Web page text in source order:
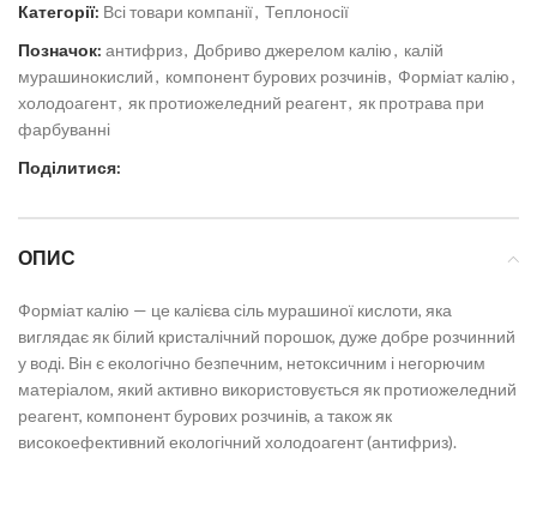
Категорії: Всі товари компанії, Теплоносії
Позначок: антифриз, Добриво джерелом калію, калій
мурашинокислий, компонент бурових розчинів, Форміат калію,
холодоагент, як протиожеледний реагент, як протрава при
фарбуванні
Поділитися:
ОПИС
Форміат калію — це калієва сіль мурашиної кислоти, яка
виглядає як білий кристалічний порошок, дуже добре розчинний
у воді. Він є екологічно безпечним, нетоксичним і негорючим
матеріалом, який активно використовується як протиожеледний
реагент, компонент бурових розчинів, а також як
високоефективний екологічний холодоагент (антифриз).